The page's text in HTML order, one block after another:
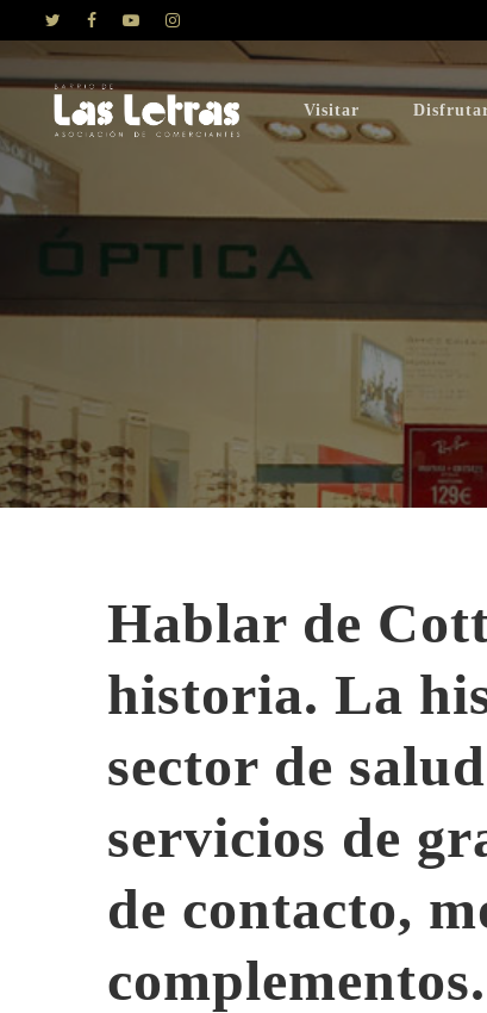
Visitar
Hablar de
historia. La
sector de
servicios de
de contacto,
complementos.